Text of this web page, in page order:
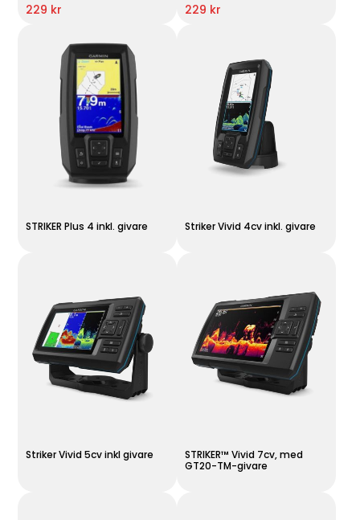
229 kr 229 kr
STRIKER Plus 4 inkl. givare Striker Vivid 4cv inkl. givare
Striker Vivid 5cv inkl givare
STRIKER™ Vivid 7cv, med
GT20-TM-givare